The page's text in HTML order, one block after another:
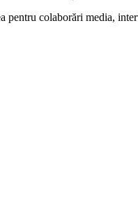
colaborări media,